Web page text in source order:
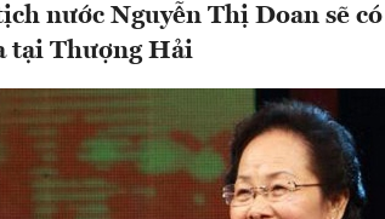
nước Nguyễn Thị Doan sẽ
tại Thượng Hải